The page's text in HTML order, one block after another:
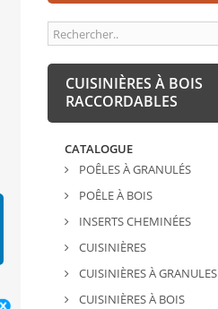
CUISINIÈRES À BOIS
RACCORDABLES
CATALOGUE
POÊLES À GRANULÉS
POÊLE À BOIS
INSERTS CHEMINÉES
CUISINIÈRES
CUISINIÈRES À GRANULES
CUISINIÈRES À BOIS